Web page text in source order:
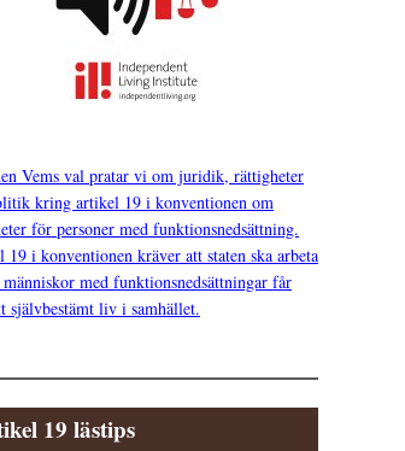
Vems val pratar vi om juridik, rättigheter
kring artikel 19 i konventionen om
för personer med funktionsnedsättning.
i konventionen kräver att staten ska arbeta
med funktionsnedsättningar får
självbestämt liv i samhället.
19 lästips